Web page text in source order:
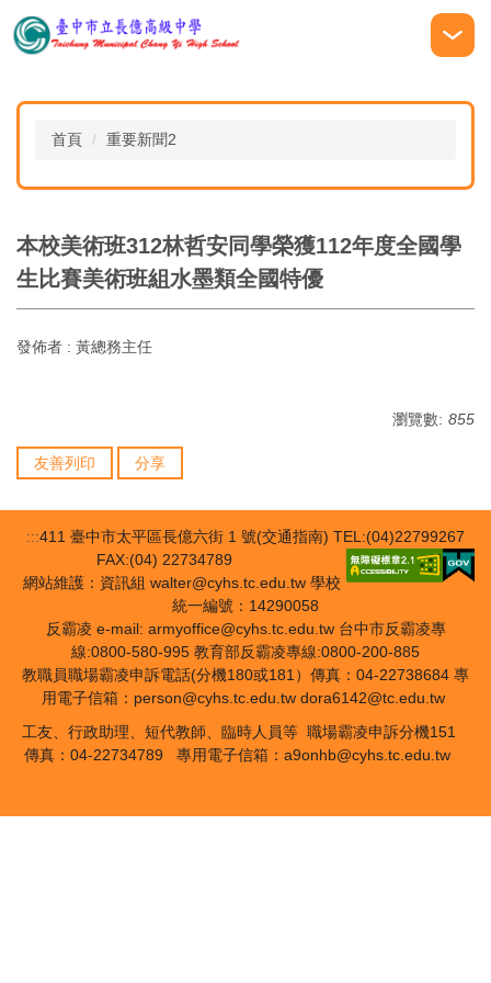
跳
到
內
首頁 重要新聞2
本校美術班312林哲安同學榮獲112年度全國學
生比賽美術班組水墨類全國特優
發佈者 : 黃總務主任
瀏覽數: 855
友善列印 分享
:::411 臺中市太平區長億六街 1 號(交通指南) TEL:(04)22799267
FAX:(04) 22734789
網站維護：資訊組 walter@cyhs.tc.edu.tw 學校
統一編號：14290058
反霸凌 e-mail: armyoffice@cyhs.tc.edu.tw 台中市反霸凌專
線:0800-580-995 教育部反霸凌專線:0800-200-885
教職員職場霸凌申訴電話(分機180或181）傳真：04-22738684 專
用電子信箱：person@cyhs.tc.edu.tw dora6142@tc.edu.tw
工友、行政助理、短代教師、臨時人員等 職場霸凌申訴分機151
傳真：04-22734789 專用電子信箱：a9onhb@cyhs.tc.edu.tw